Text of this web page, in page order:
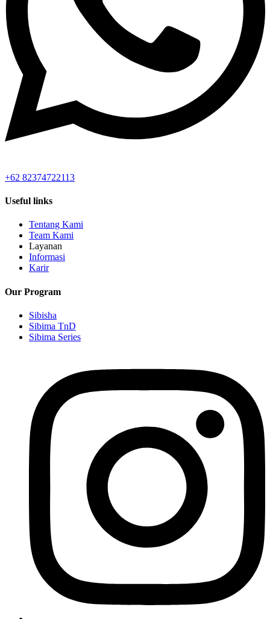
+62 82374722113
Useful links
Tentang Kami
Team Kami
Layanan
Informasi
Karir
Our Program
Sibisha
Sibima TnD
Sibima Series